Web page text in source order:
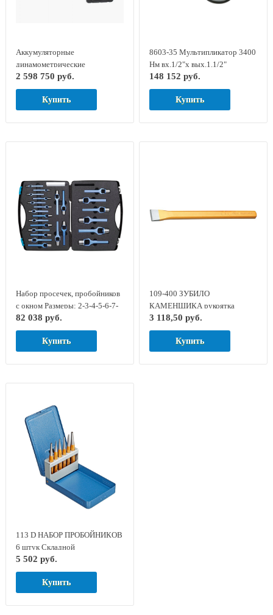
Аккумуляторные
динамометрические
гайковерты серии LOSOMAT
LDA-60
2 598 750 руб.
Купить
8603-35 Мультипликатор 3400
Нм вх.1/2"х вых.1.1/2"
DREMOPLUS GED RED
7704500
148 152 руб.
Купить
Набор просечек, пробойников
с окном Размеры: 2-3-4-5-6-7-
8-9-10-11-12-13-14-15-16-17-
18-19-20-22-24-25-28-30мм, на
панели, в пластиковом
чемодане series 326 TURNUS
326-230
82 038 руб.
Купить
109-400 ЗУБИЛО
КАМЕНЩИКА рукоятка
плоскоовальная GED RED
8729110
3 118,50 руб.
Купить
113 D НАБОР ПРОБОЙНИКОВ
6 штук Складной
металлический футляр GED
RED 8754060
5 502 руб.
Купить